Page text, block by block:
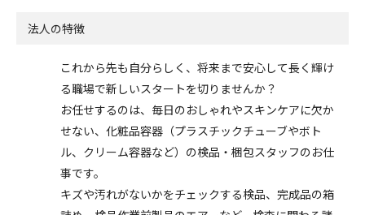
法人の特徴
これから先も自分らしく、将来まで安心して長く輝け
る職場で新しいスタートを切りませんか？
お任せするのは、毎日のおしゃれやスキンケアに欠か
せない、化粧品容器（プラスチックチューブやボト
ル、クリーム容器など）の検品・梱包スタッフのお仕
事です。
キズや汚れがないかをチェックする検品、完成品の箱